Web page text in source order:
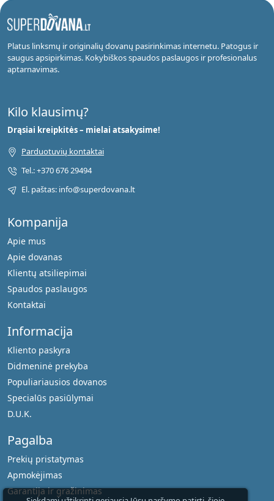
Platus linksmų ir originalių dovanų pasirinkimas internetu. Patogus ir
saugus apsipirkimas. Kokybiškos spaudos paslaugos ir profesionalus
aptarnavimas.
Kompanija
Apie mus
Apie dovanas
Klientų atsiliepimai
Spaudos paslaugos
Kontaktai
Informacija
Kliento paskyra
Didmeninė prekyba
Populiariausios dovanos
Specialūs pasiūlymai
D.U.K.
Pagalba
Prekių pristatymas
Apmokėjimas
Garantija ir gražinimas
Kilo klausimų?
Drąsiai kreipkitės – mielai atsakysime!
Parduotuvių kontaktai
Tel.: +370 676 29494
El. paštas: info@superdovana.lt